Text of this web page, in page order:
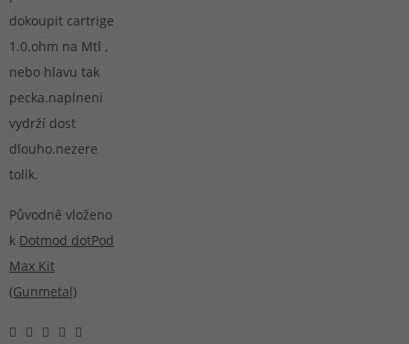
dokoupit cartrige
1.0.ohm na Mtl ,
nebo hlavu tak
pecka.naplneni
vydrží dost
dlouho.nezere
tolik.
Původně vloženo
k Dotmod dotPod
Max Kit
(Gunmetal)